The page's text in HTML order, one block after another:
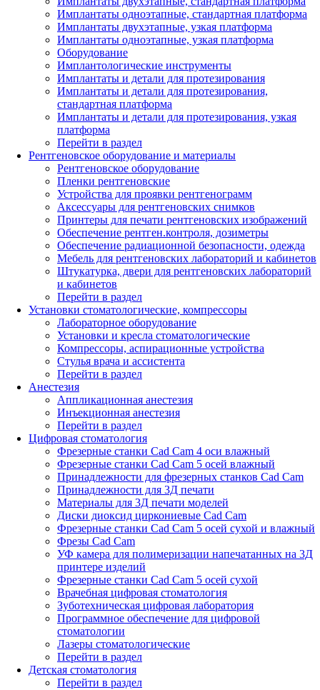
Имплантаты одноэтапные, стандартная платформа
Имплантаты двухэтапные, узкая платформа
Имплантаты одноэтапные, узкая платформа
Оборудование
Имплантологические инструменты
Имплантаты и детали для протезирования
Имплантаты и детали для протезирования,
стандартная платформа
Имплантаты и детали для протезирования, узкая
платформа
Перейти в раздел
Рентгеновское оборудование и материалы
Рентгеновское оборудование
Пленки рентгеновские
Устройства для проявки рентгенограмм
Аксессуары для рентгеновских снимков
Принтеры для печати рентгеновских изображений
Обеспечение рентген.контроля, дозиметры
Обеспечение радиационной безопасности, одежда
Мебель для рентгеновских лабораторий и кабинетов
Штукатурка, двери для рентгеновских лабораторий
и кабинетов
Перейти в раздел
Установки стоматологические, компрессоры
Лабораторное оборудование
Установки и кресла стоматологические
Компрессоры, аспирационные устройства
Стулья врача и ассистента
Перейти в раздел
Анестезия
Аппликационная анестезия
Инъекционная анестезия
Перейти в раздел
Цифровая стоматология
Фрезерные станки Cad Cam 4 оси влажный
Фрезерные станки Cad Cam 5 осей влажный
Принадлежности для фрезерных станков Cad Cam
Принадлежности для 3Д печати
Материалы для 3Д печати моделей
Диски диоксид циркониевые Cad Cam
Фрезерные станки Cad Cam 5 осей сухой и влажный
Фрезы Cad Cam
УФ камера для полимеризации напечатанных на 3Д
принтере изделий
Фрезерные станки Cad Cam 5 осей сухой
Врачебная цифровая стоматология
Зуботехническая цифровая лаборатория
Программное обеспечение для цифровой
стоматологии
Лазеры стоматологические
Перейти в раздел
Детская стоматология
Перейти в раздел